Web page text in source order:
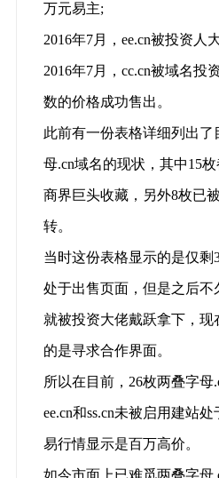
万元易主;
2016年7月，ee.cn被投资人
2016年7月，cc.cn被域名投
数的价格成功售出。
此前有一份表格详细列出了
母.cn域名的现状，其中15
商界巨头收藏，另外8枚已
转。
当时这份表格显示的是仅剩
处于出售页面，但是之后不
就被投资大佬戴跃拿下，现
的是寻求合作界面。
所以在目前，26枚两叠字母
ee.cn和ss.cn未被启用建站
易行情显示是百万高价。